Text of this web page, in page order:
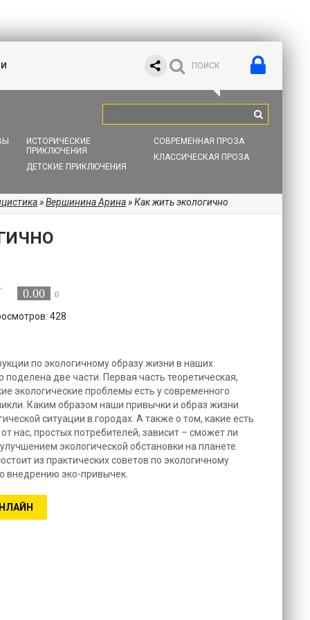
ИСТОРИЧЕСКИЕ
ПРИКЛЮЧЕНИЯ
ДЕТСКИЕ ПРИКЛЮЧЕНИЯ
СОВРЕМЕННАЯ ПРОЗА
КЛАССИЧЕСКАЯ ПРОЗА
»Вершинина Арина» Как жить экологично
0.00 0
428
по экологичному образу жизни в наших
поделена две части. Первая часть теоретическая,
экологические проблемы есть у современного
Каким образом наши привычки и образ жизни
ситуации в городах. А также о том, какие есть
нас, простых потребителей, зависит – сможет ли
экологической обстановки на планете.
из практических советов по экологичному
внедрению эко-привычек.